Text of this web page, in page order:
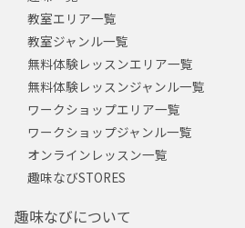
教室エリア一覧
教室ジャンル一覧
無料体験レッスンエリア一覧
無料体験レッスンジャンル一覧
ワークショップエリア一覧
ワークショップジャンル一覧
オンラインレッスン一覧
趣味なびSTORES
趣味なびについて